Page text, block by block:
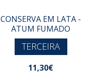
CONSERVA EM LATA -
ATUM FUMADO
TERCEIRA
11,30€